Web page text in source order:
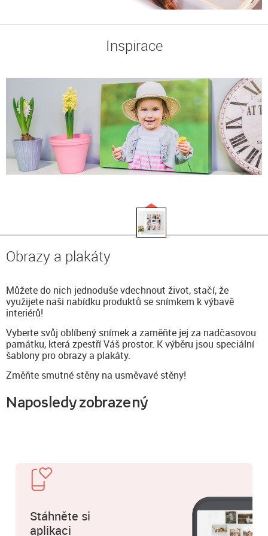
Inspirace
Obrazy a plakáty
Můžete do nich jednoduše vdechnout život, stačí, že
využijete naši nabídku produktů se snímkem k výbavě
interiérů!
Vyberte svůj oblíbený snímek a zaměňte jej za nadčasovou
památku, která zpestří Váš prostor. K výběru jsou speciální
šablony pro obrazy a plakáty.
Změňte smutné stěny na usměvavé stěny!
Naposledy zobrazený
Stáhněte si
aplikaci